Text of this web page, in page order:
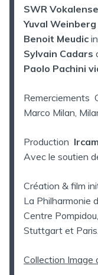
SWR
Yuval Weinberg
Benoit Meudic
Sylvain Cadars
Paolo Pachini
Remerciements
Marco Milan,
Production
Avec le soutien
Création & film
La Philharmonie
Centre
Stuttgart et Paris.
Collection Image